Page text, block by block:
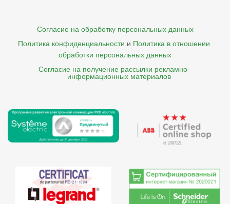
Согласие на обработку персональных данных
Политика конфиденциальности и Политика в отношении
обработки персональных данных
Согласие на получение рассылки рекламно-
    информационных материалов